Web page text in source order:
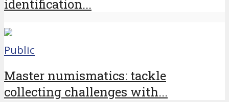
identification...
Public
Master numismatics: tackle
collecting challenges with...